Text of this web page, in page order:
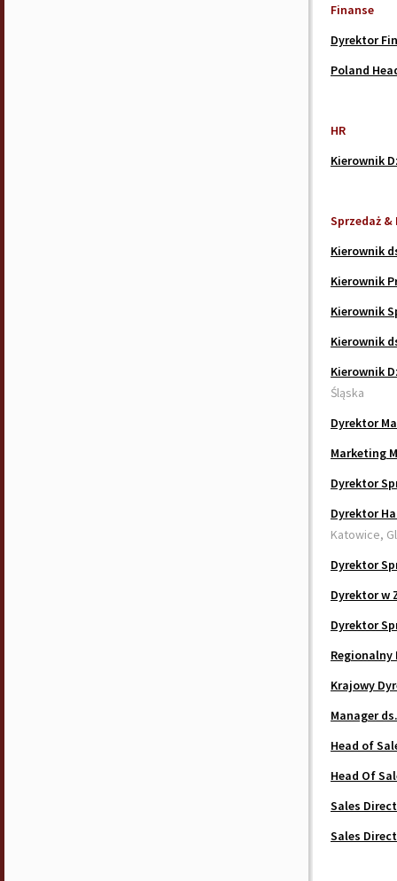
Finanse
Dyrektor
Poland
HR
Kierownik
Sprzedaż
Kierownik
Kierownik
Kierownik
Kierownik
Kierownik
Śląska
Dyrektor
Marketing
Dyrektor
Dyrektor
Katowice,
Dyrektor
Dyrektor w
Dyrektor
Regionalny
Krajowy
Manager
Head of
Head Of
Sales
Sales